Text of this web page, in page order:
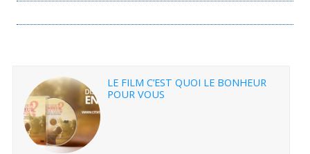
LE FILM C’EST QUOI LE BONHEUR
POUR VOUS